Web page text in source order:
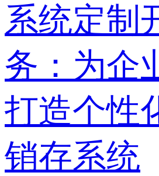
系统定制
务：为企
打造个性
销存系统